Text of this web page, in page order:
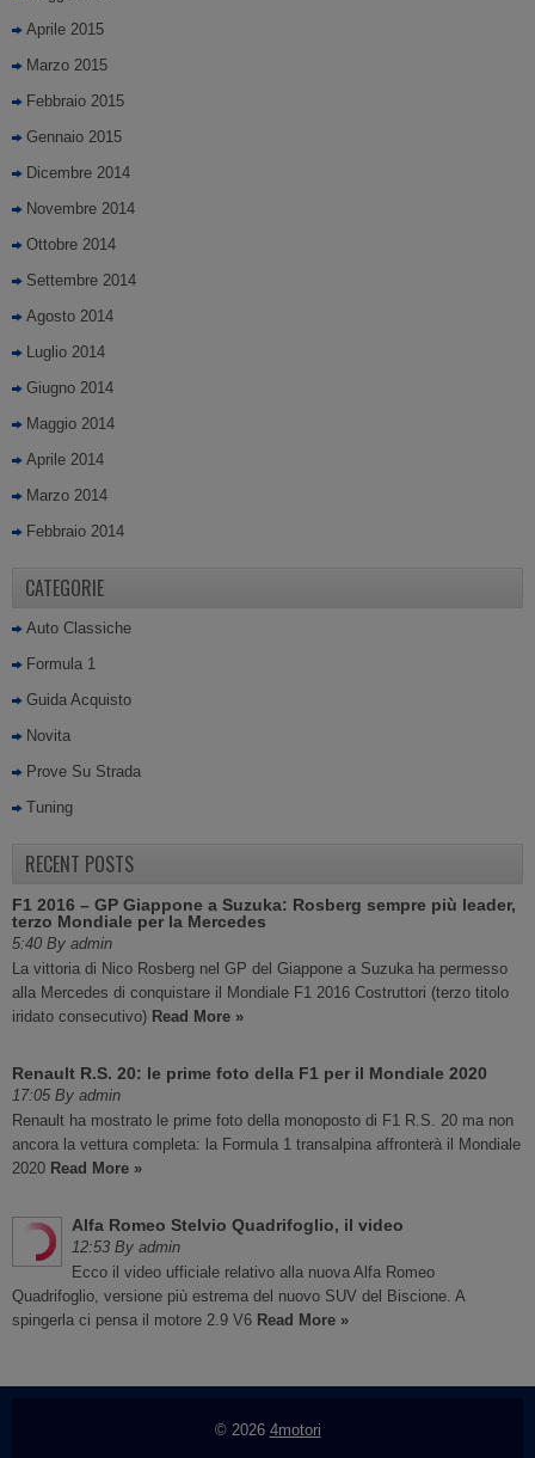
Aprile 2015
Marzo 2015
Febbraio 2015
Gennaio 2015
Dicembre 2014
Novembre 2014
Ottobre 2014
Settembre 2014
Agosto 2014
Luglio 2014
Giugno 2014
Maggio 2014
Aprile 2014
Marzo 2014
Febbraio 2014
CATEGORIE
Auto Classiche
Formula 1
Guida Acquisto
Novita
Prove Su Strada
Tuning
RECENT POSTS
F1 2016 – GP Giappone a Suzuka: Rosberg sempre più leader,
terzo Mondiale per la Mercedes
5:40 By admin
La vittoria di Nico Rosberg nel GP del Giappone a Suzuka ha permesso
alla Mercedes di conquistare il Mondiale F1 2016 Costruttori (terzo titolo
iridato consecutivo) Read More »
Renault R.S. 20: le prime foto della F1 per il Mondiale 2020
17:05 By admin
Renault ha mostrato le prime foto della monoposto di F1 R.S. 20 ma non
ancora la vettura completa: la Formula 1 transalpina affronterà il Mondiale
2020 Read More »
Alfa Romeo Stelvio Quadrifoglio, il video
12:53 By admin
Ecco il video ufficiale relativo alla nuova Alfa Romeo
Quadrifoglio, versione più estrema del nuovo SUV del Biscione. A
spingerla ci pensa il motore 2.9 V6 Read More »
© 2026 4motori